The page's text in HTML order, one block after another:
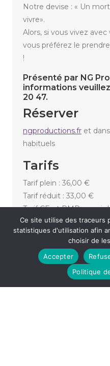
Notre devise : « Un
vivre».
Alors, si vous vivez
vous préférez le
!
Présenté par NG
informations
20 47.
Réserver
ngproductions.fr et
habituels
Tarifs
Tarif plein : 36,00 €
Tarif réduit : 33,00 €
Tarif CE et PMR merci
PRODUCTIONS : 03 81
FESTIVAL DROLEMENT
Ce site utilise des traceurs
statistiques d'utilisation afin
choisir de
Accepter
Politique